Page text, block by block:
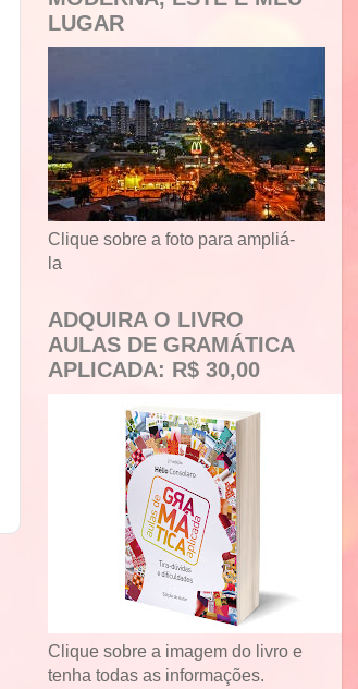
LUGAR
Clique sobre a foto para ampliá-
la
ADQUIRA O LIVRO
AULAS DE GRAMÁTICA
APLICADA: R$ 30,00
Clique sobre a imagem do livro e
tenha todas as informações.